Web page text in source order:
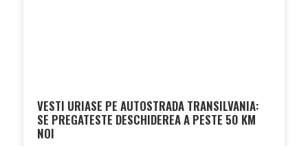
VESTI URIASE PE AUTOSTRADA TRANSILVANIA:
SE PREGATESTE DESCHIDEREA A PESTE 50 KM
NOI